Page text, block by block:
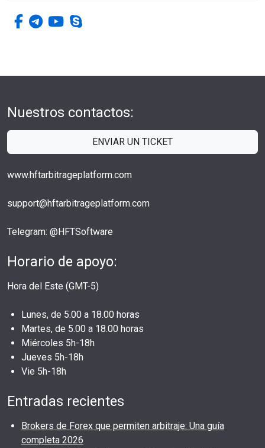
facebook-f
telegrama
youtubeskype
Nuestros contactos:
ENVIAR UN TICKET
www.hftarbitrageplatform.com
support@hftarbitrageplatform.com
Telegram: @HFTSoftware
Horario de apoyo:
Hora del Este (GMT-5)
Lunes, de 5.00 a 18.00 horas
Martes, de 5.00 a 18.00 horas
Miércoles 5h-18h
Jueves 5h-18h
Vie 5h-18h
Entradas recientes
Brokers de Forex que permiten arbitraje: Una guía
completa 2026